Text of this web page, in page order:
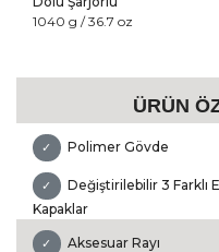
1040 g / 36.7 oz
ÜRÜN
✓ Polimer Gövde
✓
Değiştirilebilir 3 Farklı
Kapaklar
✓ Aksesuar Rayı